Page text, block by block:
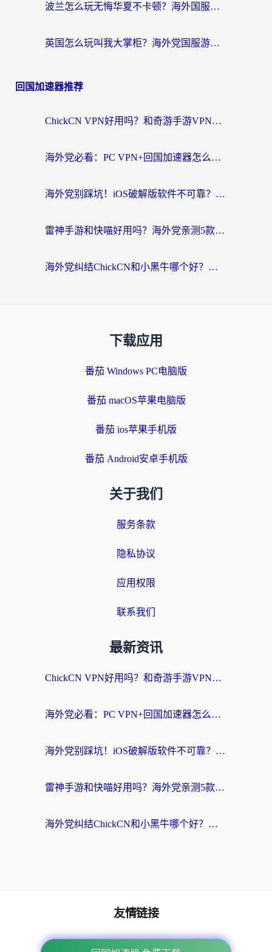
波兰怎么玩无悔华夏不卡顿？海外国服游戏加速器终极指南（附征途2萤火突击解决方案）
英国怎么玩叫我大掌柜？海外党国服游戏加速避坑指南（附实测推荐）
回国加速器推荐
ChickCN VPN好用吗？和奇游手游VPN对比哪个回国效果更好？海外党亲测实用指南
海外党必看：PC VPN+回国加速器怎么选？无缝访问国内资源全攻略
海外党别踩坑！iOS破解版软件不可靠？教你选对回国加速器无缝看国内资源
雷神手游和快喵好用吗？海外党亲测5款回国加速器，附斧牛Bling对比+微信视频号解决办法
海外党纠结ChickCN和小黑牛哪个好？一篇帮你选对回国加速器的实用指南
下载应用
番茄 Windows PC电脑版
番茄 macOS苹果电脑版
番茄 ios苹果手机版
番茄 Android安卓手机版
关于我们
服务条款
隐私协议
应用权限
联系我们
最新资讯
ChickCN VPN好用吗？和奇游手游VPN对比哪个回国效果更好？海外党亲测实用指南
海外党必看：PC VPN+回国加速器怎么选？无缝访问国内资源全攻略
海外党别踩坑！iOS破解版软件不可靠？教你选对回国加速器无缝看国内资源
雷神手游和快喵好用吗？海外党亲测5款回国加速器，附斧牛Bling对比+微信视频号解决办法
海外党纠结ChickCN和小黑牛哪个好？一篇帮你选对回国加速器的实用指南
友情链接